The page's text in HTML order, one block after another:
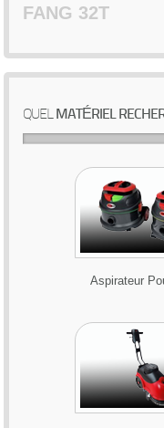
FANG 32T
QUELMATÉRIEL
Aspirateur